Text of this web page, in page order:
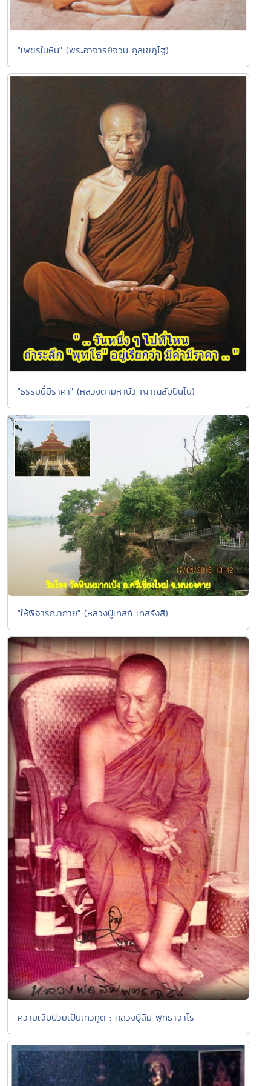
"เพชรในหิน" (พระอาจารย์จวน กุลเชฏโฐ)
"ธรรมนี้มีราคา" (หลวงตามหาบัว ญาณสัมปันโน)
"ให้พิจารณากาย" (หลวงปู่เทสก์ เทสรังสี)
ความเจ็บป่วยเป็นเทวทูต : หลวงปู่สิม พุทธาจาโร